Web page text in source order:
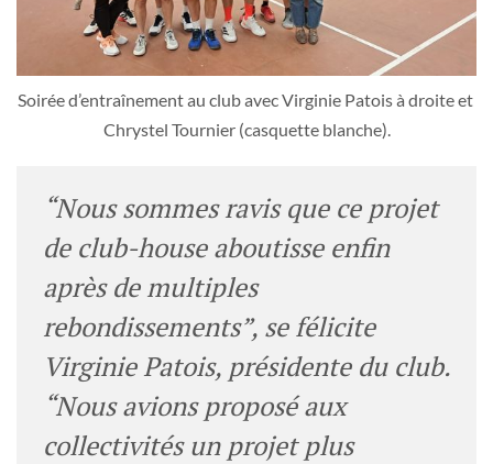
Soirée d’entraînement au club avec Virginie Patois à droite et
Chrystel Tournier (casquette blanche).
“Nous sommes ravis que ce projet
de club-house aboutisse enfin
après de multiples
rebondissements”, se félicite
Virginie Patois, présidente du club.
“Nous avions proposé aux
collectivités un projet plus